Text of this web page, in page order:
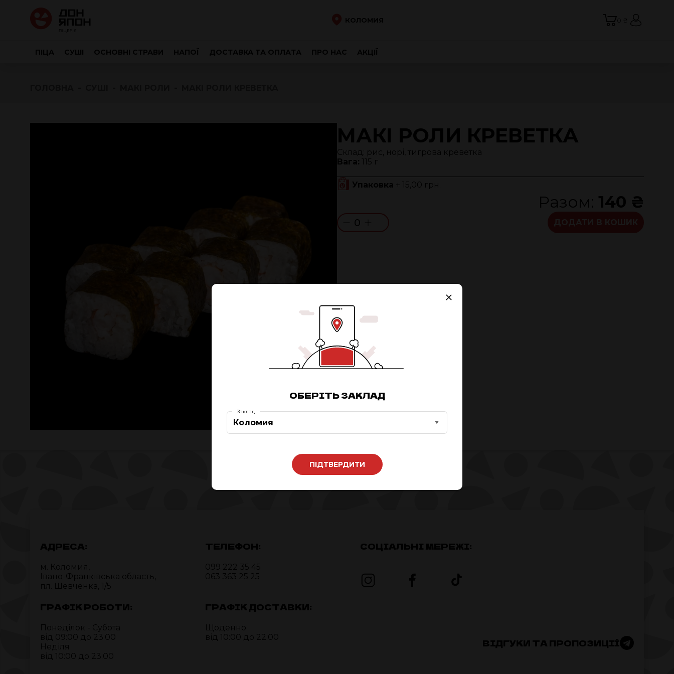
КОЛОМИЯ 0 ₴
ПІЦА СУШІ ОСНОВНІ СТРАВИ НАПОЇ ДОСТАВКА ТА ОПЛАТА ПРО НАС АКЦІЇ
МАКІ РОЛИ КРЕВЕТКА
Склад: рис, норі, тигрова креветка
Вага: 115 г
Упаковка + 15,00 грн.
Разом: 140 ₴
0
АДРЕСА:
м. Коломия,
Івано-Франківська область,
пл. Шевченка, 1/5
ТЕЛЕФОН:
099 222 35 45
063 363 25 25
ГРАФІК РОБОТИ:
Понеділок - Субота
від 09:00 до 23:00
Неділя
від 10:00 до 23:00
ГРАФІК ДОСТАВКИ:
Щоденно
від 10:00 до 22:00
СОЦІАЛЬНІ МЕРЕЖІ:
ВІДГУКИ ТА ПРОПОЗИЦІЇ
ОБЕРІТЬ ЗАКЛАД
Коломия
Заклад
ПІДТВЕРДИТИ